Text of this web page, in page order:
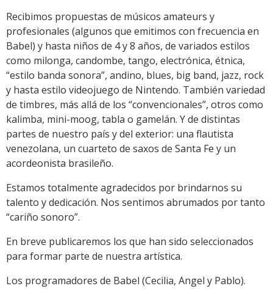
Recibimos propuestas de músicos amateurs y
profesionales (algunos que emitimos con frecuencia en
Babel) y hasta niños de 4 y 8 años, de variados estilos
como milonga, candombe, tango, electrónica, étnica,
“estilo banda sonora”, andino, blues, big band, jazz, rock
y hasta estilo videojuego de Nintendo. También variedad
de timbres, más allá de los “convencionales”, otros como
kalimba, mini-moog, tabla o gamelán. Y de distintas
partes de nuestro país y del exterior: una flautista
venezolana, un cuarteto de saxos de Santa Fe y un
acordeonista brasileño.
Estamos totalmente agradecidos por brindarnos su
talento y dedicación. Nos sentimos abrumados por tanto
“cariño sonoro”.
En breve publicaremos los que han sido seleccionados
para formar parte de nuestra artística.
Los programadores de Babel (Cecilia, Angel y Pablo).